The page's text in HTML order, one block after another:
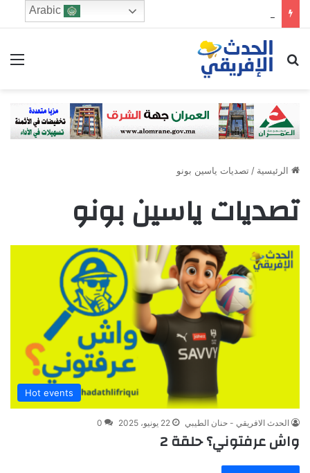
برشلونة يوافق على إعارة رونالد أراوخو إلى ليفربول لموسم واحد
ابحث عن
الرئيسية /تصديات ياسين بونو
تصديات ياسين بونو
Hot events
الحدث الافريقي - حنان الطيبي 22 يونيو، 2025 0
واش عرفتوني؟ حلقة 2
Arabic